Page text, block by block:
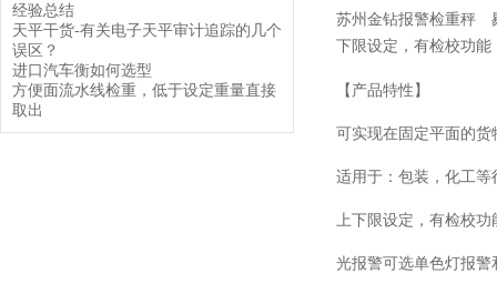
经验总结
天平干货-有关电子天平审计追踪的几个
误区？
进口汽车衡如何选型
方便面流水线检重，低于设定重量直接
取出
苏州金钻报警检重秤
下限设定，有检校功
【产品特性】
可实现在固定平面的货
适用于：包装，化工
上下限设定，有检校
光报警可选单色灯报警